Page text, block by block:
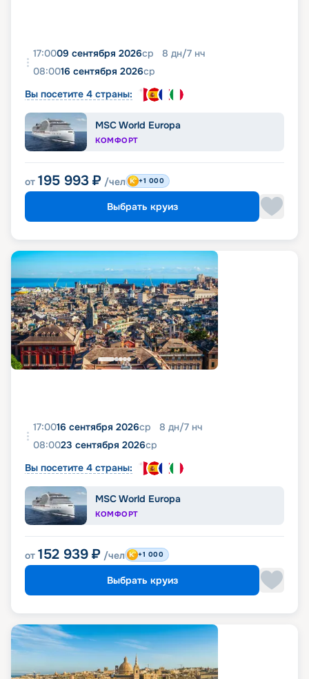
17:0009 сентября 2026ср 8 дн/7 нч
08:0016 сентября 2026ср
Вы посетите 4 страны:
MSC World Europa
КОМФОРТ
от 195 993 ₽ /чел +1 000
Выбрать круиз
17:0016 сентября 2026ср 8 дн/7 нч
08:0023 сентября 2026ср
Вы посетите 4 страны:
MSC World Europa
КОМФОРТ
от 152 939 ₽ /чел +1 000
Выбрать круиз